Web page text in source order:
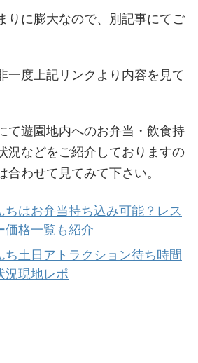
りに膨大なので、別記事にてご
一度上記リンクより内容を見て
て遊園地内へのお弁当・飲食持
況などをご紹介しておりますの
合わせて見てみて下さい。
ちはお弁当持ち込み可能？レス
価格一覧も紹介
ち土日アトラクション待ち時間
況現地レポ